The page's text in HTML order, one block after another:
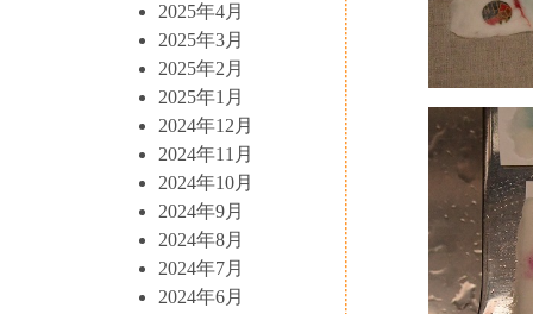
2025年4月
2025年3月
2025年2月
2025年1月
2024年12月
2024年11月
2024年10月
2024年9月
2024年8月
2024年7月
2024年6月